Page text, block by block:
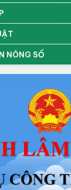
NÔNG SỐ